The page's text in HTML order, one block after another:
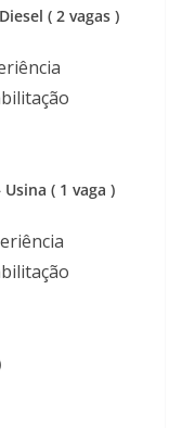
( 2 vagas )
( 1 vaga )